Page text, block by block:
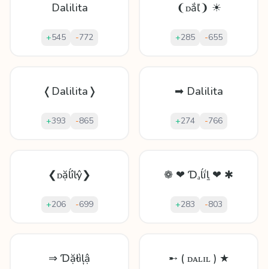
Dalilita
+545 -772
❨ᴅắľ❩ ☀
+285 -655
❬Dalilita❭
+393 -865
➡ Dalilita
+274 -766
❮ᴅặĺîŀŷ❯
+206 -699
❁ ❤ Ɗₐĺḯḻ ❤ ✱
+283 -803
⇒ Ɗặłìļậ ➸ ( ᴅᴀʟɪʟ ) ★